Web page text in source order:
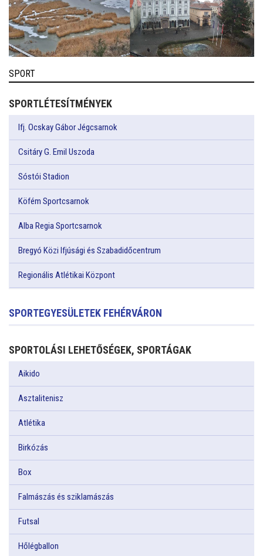
SPORT
SPORTLÉTESÍTMÉNYEK
Ifj. Ocskay Gábor Jégcsarnok
Csitáry G. Emil Uszoda
Sóstói Stadion
Köfém Sportcsarnok
Alba Regia Sportcsarnok
Bregyó Közi Ifjúsági és Szabadidőcentrum
Regionális Atlétikai Központ
SPORTEGYESÜLETEK FEHÉRVÁRON
SPORTOLÁSI LEHETŐSÉGEK, SPORTÁGAK
Aikido
Asztalitenisz
Atlétika
Birkózás
Box
Falmászás és sziklamászás
Futsal
Hőlégballon